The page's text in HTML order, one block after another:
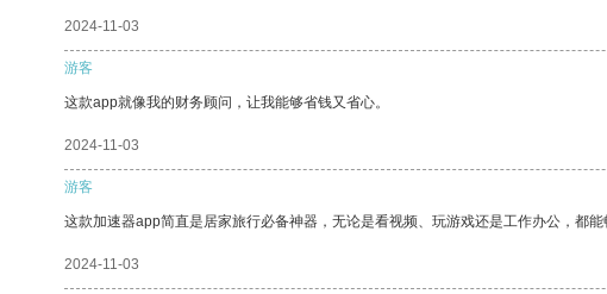
2024-11-03
游客
这款app就像我的财务顾问，让我能够省钱又省心。
2024-11-03
游客
这款加速器app简直是居家旅行必备神器，无论是看视频、玩游戏还是工作办公，都
2024-11-03